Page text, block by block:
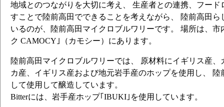
地域とのつながりを大切に考え、 生産者との連携、フード
すことで陸前高田でできることを考えながら、 陸前高田ら
いるのが、陸前高田マイクロブルワリーです。 場所は、市
ク CAMOCY｣（カモシー）にあります。
陸前高田マイクロブルワリーでは、 原材料にイギリス産
カ産、イギリス産および地元岩手産のホップを使用し、
して使用して醸造しています。
Bitterには、岩手産ホップ｢IBUKI｣を使用しています。